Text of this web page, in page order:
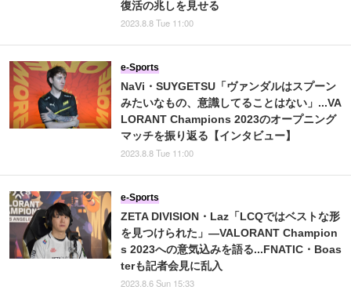
復活の兆しを見せる
2023.8.8 Tue 11:00
NaVi・SUYGETSU「ヴァンダルはスプーン
みたいなもの、意識してることはない」...VA
LORANT Champions 2023のオープニング
マッチを振り返る【インタビュー】
e-Sports
2023.8.8 Tue 11:00
ZETA DIVISION・Laz「LCQではベストな形
を見つけられた」―VALORANT Champion
s 2023への意気込みを語る...FNATIC・Boas
terも記者会見に乱入
e-Sports
2023.8.6 Sun 15:33